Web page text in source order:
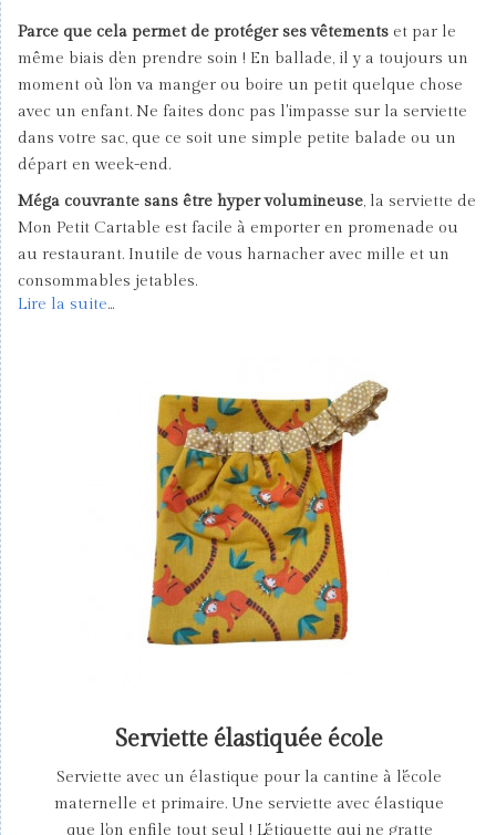
Parce que cela permet de protéger ses vêtements et par le
même biais d'en prendre soin ! En ballade, il y a toujours un
moment où l'on va manger ou boire un petit quelque chose
avec un enfant. Ne faites donc pas l'impasse sur la serviette
dans votre sac, que ce soit une simple petite balade ou un
départ en week-end.
Méga couvrante sans être hyper volumineuse, la serviette de
Mon Petit Cartable est facile à emporter en promenade ou
au restaurant. Inutile de vous harnacher avec mille et un
consommables jetables.
Lire la suite...
Serviette élastiquée école
Serviette avec un élastique pour la cantine à l'école
maternelle et primaire. Une serviette avec élastique
que l'on enfile tout seul ! L'étiquette qui ne gratte